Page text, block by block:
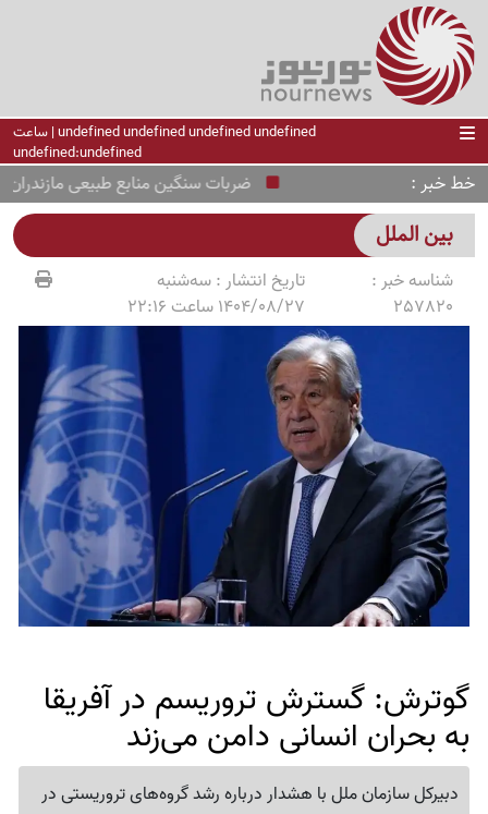
undefined undefined undefined undefined | ساعت
undefined:undefined
خط خبر ضربات سنگین منابع طبیعی مازندران به
بین الملل
شناسه خبر :
257820
تاریخ انتشار :سه‌شنبه
1404/08/27 ساعت 22:16
گوترش: گسترش تروریسم در آفریقا
به بحران انسانی دامن می‌زند
دبیرکل سازمان ملل با هشدار درباره رشد گروه‌های تروریستی در